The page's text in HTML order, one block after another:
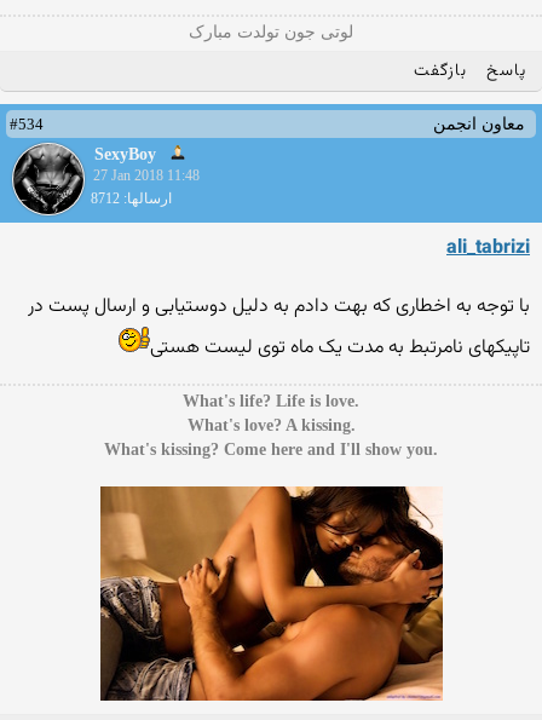
لوتی جون تولدت مبارک
پاسخ بازگفت
معاون انجمن
#534
SexyBoy
27 Jan 2018 11:48
ارسالها: 8712
ali_tabrizi
با توجه به اخطاری که بهت دادم به دلیل دوستیابی و ارسال پست در
تاپیکهای نامرتبط به مدت یک ماه توی لیست هستی
.What's life? Life is love
.What's love? A kissing
.What's kissing? Come here and I'll show you